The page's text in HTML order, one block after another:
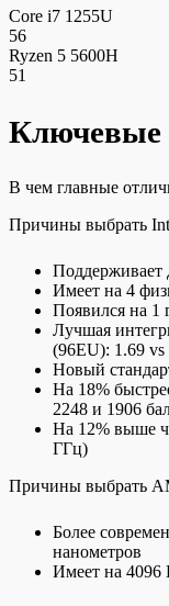
Core i7 1255U
56
Ryzen 5 5600H
51
Ключевые
В чем главные
Причины выбрать
Поддерживает
Имеет на 4
Появился на 1
Лучшая
(96EU): 1.69 vs
Новый
На 18%
2248 и 1906
На 12% выше
ГГц)
Причины выбрать
Более
нанометров
Имеет на